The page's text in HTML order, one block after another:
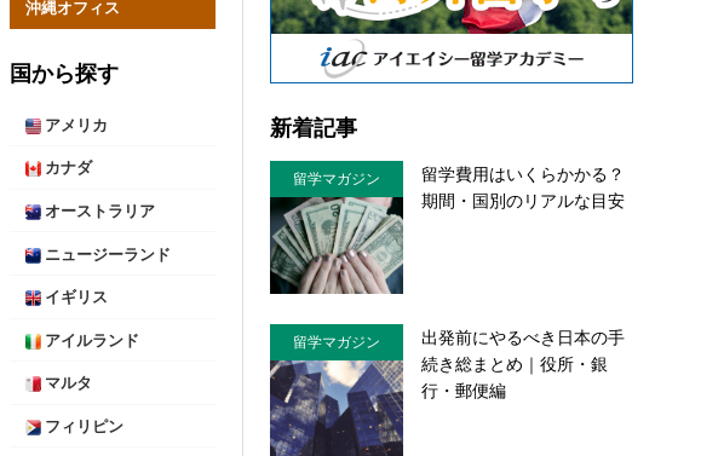
沖縄オフィス
国から探す
アメリカ
カナダ
オーストラリア
ニュージーランド
イギリス
アイルランド
マルタ
フィリピン
新着記事
留学マガジン
留学費用はいくらかかる？
期間・国別のリアルな目安
留学マガジン
出発前にやるべき日本の手
続き総まとめ｜役所・銀
行・郵便編